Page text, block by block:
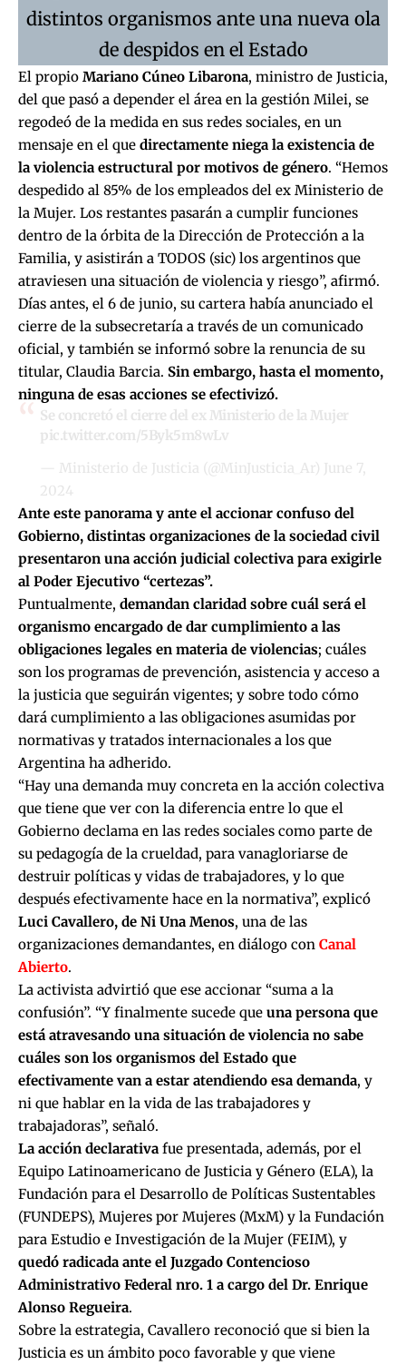
distintos organismos ante una nueva ola
de despidos en el Estado
El propio Mariano Cúneo Libarona, ministro de Justicia,
del que pasó a depender el área en la gestión Milei, se
regodeó de la medida en sus redes sociales, en un
mensaje en el que directamente niega la existencia de
la violencia estructural por motivos de género. “Hemos
despedido al 85% de los empleados del ex Ministerio de
la Mujer. Los restantes pasarán a cumplir funciones
dentro de la órbita de la Dirección de Protección a la
Familia, y asistirán a TODOS (sic) los argentinos que
atraviesen una situación de violencia y riesgo”, afirmó.
Días antes, el 6 de junio, su cartera había anunciado el
cierre de la subsecretaría a través de un comunicado
oficial, y también se informó sobre la renuncia de su
titular, Claudia Barcia. Sin embargo, hasta el momento,
ninguna de esas acciones se efectivizó.
Se concretó el cierre del ex Ministerio de la Mujer
pic.twitter.com/5Byk5m8wLv
— Ministerio de Justicia (@MinJusticia_Ar) June 7,
2024
Ante este panorama y ante el accionar confuso del
Gobierno, distintas organizaciones de la sociedad civil
presentaron una acción judicial colectiva para exigirle
al Poder Ejecutivo “certezas”.
Puntualmente, demandan claridad sobre cuál será el
organismo encargado de dar cumplimiento a las
obligaciones legales en materia de violencias; cuáles
son los programas de prevención, asistencia y acceso a
la justicia que seguirán vigentes; y sobre todo cómo
dará cumplimiento a las obligaciones asumidas por
normativas y tratados internacionales a los que
Argentina ha adherido.
“Hay una demanda muy concreta en la acción colectiva
que tiene que ver con la diferencia entre lo que el
Gobierno declama en las redes sociales como parte de
su pedagogía de la crueldad, para vanagloriarse de
destruir políticas y vidas de trabajadores, y lo que
después efectivamente hace en la normativa”, explicó
Luci Cavallero, de Ni Una Menos, una de las
organizaciones demandantes, en diálogo con Canal
Abierto.
La activista advirtió que ese accionar “suma a la
confusión”. “Y finalmente sucede que una persona que
está atravesando una situación de violencia no sabe
cuáles son los organismos del Estado que
efectivamente van a estar atendiendo esa demanda, y
ni que hablar en la vida de las trabajadores y
trabajadoras”, señaló.
La acción declarativa fue presentada, además, por el
Equipo Latinoamericano de Justicia y Género (ELA), la
Fundación para el Desarrollo de Políticas Sustentables
(FUNDEPS), Mujeres por Mujeres (MxM) y la Fundación
para Estudio e Investigación de la Mujer (FEIM), y
quedó radicada ante el Juzgado Contencioso
Administrativo Federal nro. 1 a cargo del Dr. Enrique
Alonso Regueira.
Sobre la estrategia, Cavallero reconoció que si bien la
Justicia es un ámbito poco favorable y que viene